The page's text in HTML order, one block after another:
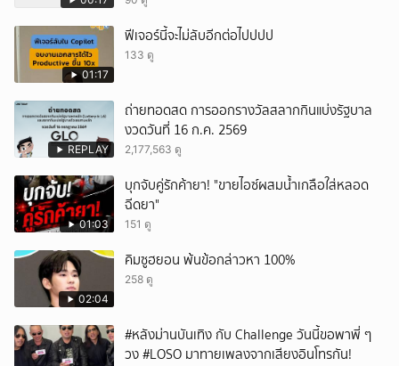
01:17
ฟีเจอร์นี้จะไม่ลับอีกต่อไปปปป
133 ดู
REPLAY
ถ่ายทอดสด การออกรางวัลสลากกินแบ่งรัฐบาล
งวดวันที่ 16 ก.ค. 2569
2,177,563 ดู
01:03
บุกจับคู่รักค้ายา! "ขายไอซ์ผสมน้ำเกลือใส่หลอด
ฉีดยา"
151 ดู
02:04
คิมซูฮยอน พ้นข้อกล่าวหา 100%
258 ดู
#หลังม่านบันเทิง กับ Challenge วันนี้ขอพาพี่ ๆ
วง #LOSO มาทายเพลงจากเสียงอินโทรกัน!